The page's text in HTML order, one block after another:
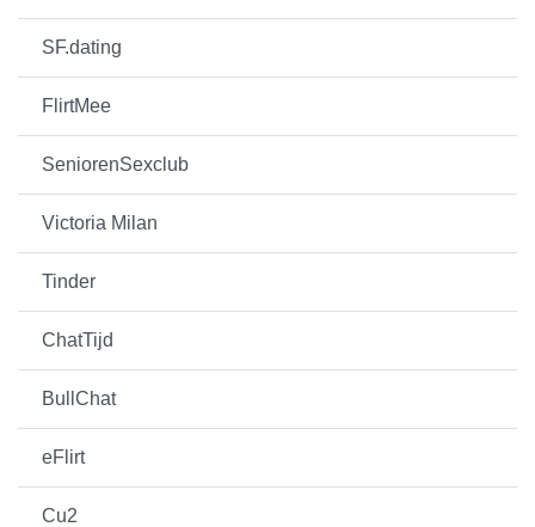
SF.dating
FlirtMee
SeniorenSexclub
Victoria Milan
Tinder
ChatTijd
BullChat
eFlirt
Cu2